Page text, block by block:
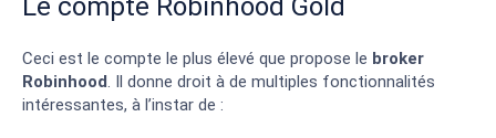
Le compte Robinhood Gold
Ceci est le compte le plus élevé que propose le broker
Robinhood. Il donne droit à de multiples fonctionnalités
intéressantes, à l’instar de :